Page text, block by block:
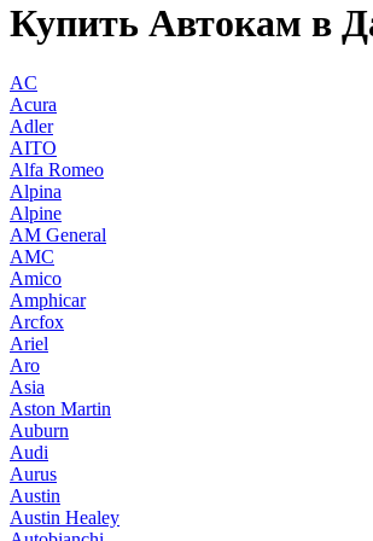
Купить Автокам в
AC
Acura
Adler
AITO
Alfa Romeo
Alpina
Alpine
AM General
AMC
Amico
Amphicar
Arcfox
Ariel
Aro
Asia
Aston Martin
Auburn
Audi
Aurus
Austin
Austin Healey